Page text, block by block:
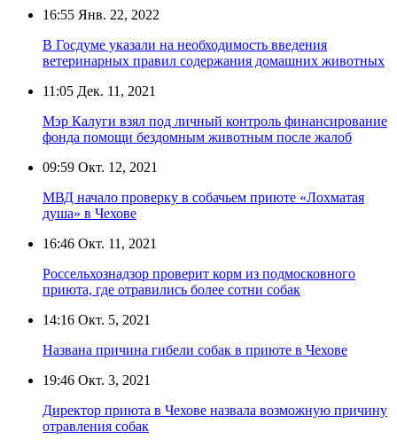
16:55 Янв. 22, 2022
В Госдуме указали на необходимость введения
ветеринарных правил содержания домашних животных
11:05 Дек. 11, 2021
Мэр Калуги взял под личный контроль финансирование
фонда помощи бездомным животным после жалоб
09:59 Окт. 12, 2021
МВД начало проверку в собачьем приюте «Лохматая
душа» в Чехове
16:46 Окт. 11, 2021
Россельхознадзор проверит корм из подмосковного
приюта, где отравились более сотни собак
14:16 Окт. 5, 2021
Названа причина гибели собак в приюте в Чехове
19:46 Окт. 3, 2021
Директор приюта в Чехове назвала возможную причину
отравления собак